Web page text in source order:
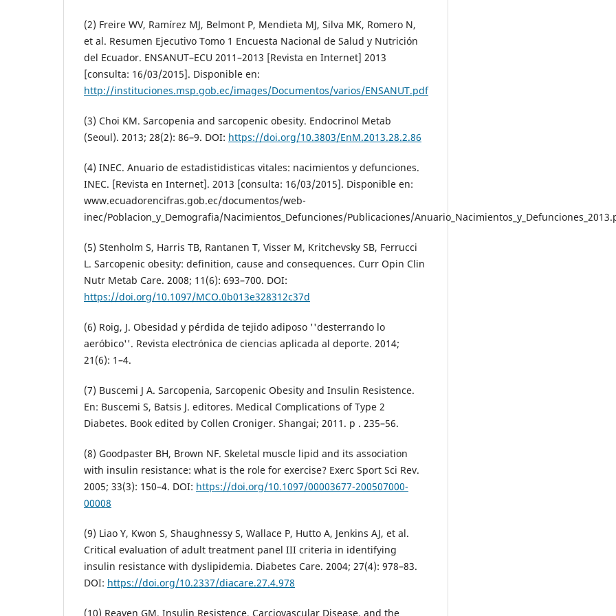
(2) Freire WV, Ramírez MJ, Belmont P, Mendieta MJ, Silva MK, Romero N,
et al. Resumen Ejecutivo Tomo 1 Encuesta Nacional de Salud y Nutrición
del Ecuador. ENSANUT–ECU 2011–2013 [Revista en Internet] 2013
[consulta: 16/03/2015]. Disponible en:
http://instituciones.msp.gob.ec/images/Documentos/varios/ENSANUT.pdf
(3) Choi KM. Sarcopenia and sarcopenic obesity. Endocrinol Metab
(Seoul). 2013; 28(2): 86–9. DOI: https://doi.org/10.3803/EnM.2013.28.2.86
(4) INEC. Anuario de estadistidisticas vitales: nacimientos y defunciones.
INEC. [Revista en Internet]. 2013 [consulta: 16/03/2015]. Disponible en:
www.ecuadorencifras.gob.ec/documentos/web-
inec/Poblacion_y_Demografia/Nacimientos_Defunciones/Publicaciones/
(5) Stenholm S, Harris TB, Rantanen T, Visser M, Kritchevsky SB, Ferrucci
L. Sarcopenic obesity: definition, cause and consequences. Curr Opin Clin
Nutr Metab Care. 2008; 11(6): 693–700. DOI:
https://doi.org/10.1097/MCO.0b013e328312c37d
(6) Roig, J. Obesidad y pérdida de tejido adiposo ''desterrando lo
aeróbico''. Revista electrónica de ciencias aplicada al deporte. 2014;
21(6): 1–4.
(7) Buscemi J A. Sarcopenia, Sarcopenic Obesity and Insulin Resistence.
En: Buscemi S, Batsis J. editores. Medical Complications of Type 2
Diabetes. Book edited by Collen Croniger. Shangai; 2011. p . 235–56.
(8) Goodpaster BH, Brown NF. Skeletal muscle lipid and its association
with insulin resistance: what is the role for exercise? Exerc Sport Sci Rev.
2005; 33(3): 150–4. DOI: https://doi.org/10.1097/00003677-200507000-
00008
(9) Liao Y, Kwon S, Shaughnessy S, Wallace P, Hutto A, Jenkins AJ, et al.
Critical evaluation of adult treatment panel III criteria in identifying
insulin resistance with dyslipidemia. Diabetes Care. 2004; 27(4): 978–83.
DOI: https://doi.org/10.2337/diacare.27.4.978
(10) Reaven GM. Insulin Resistence, Carciovascular Disease, and the